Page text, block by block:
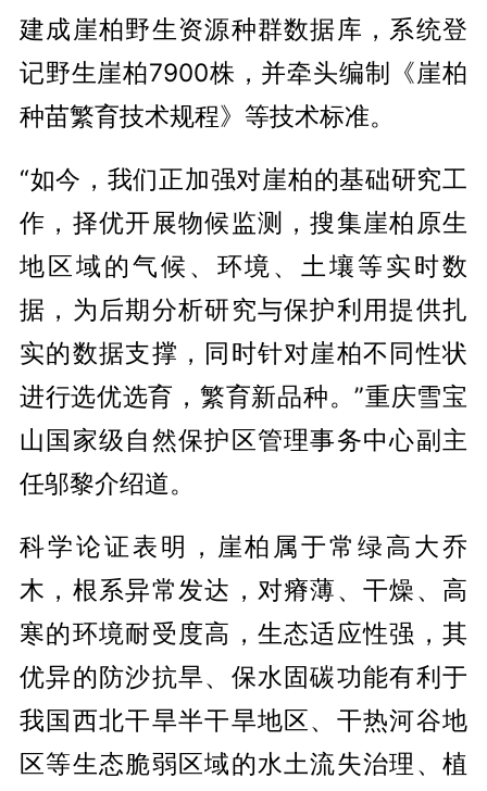
建成崖柏野生资源种群数据库，系统登
记野生崖柏7900株，并牵头编制《崖柏
种苗繁育技术规程》等技术标准。
“如今，我们正加强对崖柏的基础研究工
作，择优开展物候监测，搜集崖柏原生
地区域的气候、环境、土壤等实时数
据，为后期分析研究与保护利用提供扎
实的数据支撑，同时针对崖柏不同性状
进行选优选育，繁育新品种。”重庆雪宝
山国家级自然保护区管理事务中心副主
任邬黎介绍道。
科学论证表明，崖柏属于常绿高大乔
木，根系异常发达，对瘠薄、干燥、高
寒的环境耐受度高，生态适应性强，其
优异的防沙抗旱、保水固碳功能有利于
我国西北干旱半干旱地区、干热河谷地
区等生态脆弱区域的水土流失治理、植